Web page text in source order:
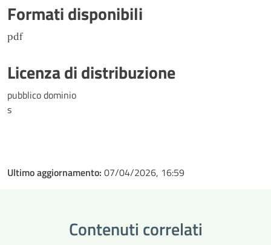
Formati disponibili
pdf
Licenza di distribuzione
pubblico dominio
s
Ultimo aggiornamento: 07/04/2026, 16:59
Contenuti correlati